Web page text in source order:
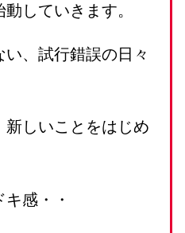
していきます。
い、試行錯誤の日々
しいことをはじめ
感・・